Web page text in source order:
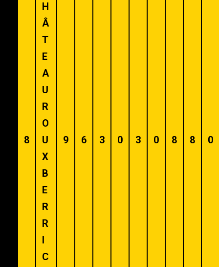
8
H
Â
T
E
A
U
R
O
U
X
B
E
R
R
I
C
9 6 3 0 3 0 8 8 0